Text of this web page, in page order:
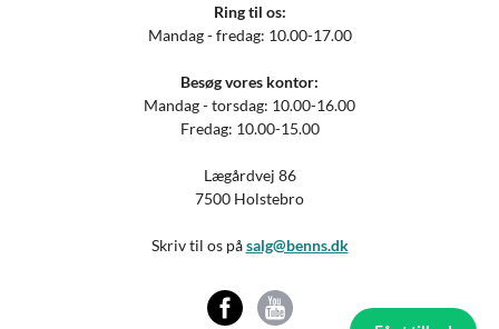
Ring til os:
Mandag - fredag: 10.00-17.00
Besøg vores kontor:
Mandag - torsdag: 10.00-16.00
Fredag: 10.00-15.00
Lægårdvej 86
7500 Holstebro
Skriv til os påsalg@benns.dk